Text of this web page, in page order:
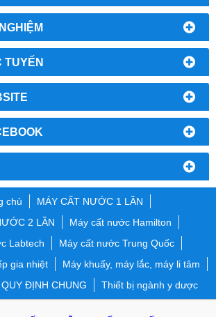
TUYẾN
chủ
MÁY CẤT NƯỚC 1 LẦN
2 LẦN
Máy cất nước Hamilton
Labtech
Máy cất nước Trung Quốc
gia nhiệt
Máy khuấy, máy lắc, máy li tâm
ĐỊNH CHUNG
Thiết bị ngành y dược